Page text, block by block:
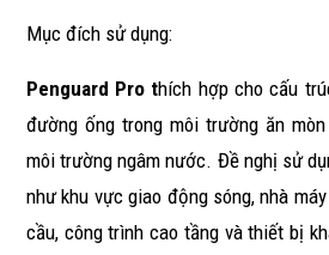
Mục đích sử dụng:
Penguard Pro thích hợp cho cấu
đường ống trong môi trường ăn
môi trường ngâm nước. Đề nghị sử
như khu vực giao động sóng, nhà
cầu, công trình cao tầng và thiết bị